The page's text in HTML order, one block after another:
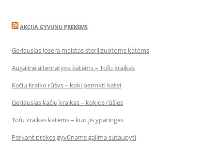
AKCIJA GYVUNU PREKEMS
Geriausias Josera maistas sterilizuotoms katėms
Augalinė alternatyva katėms – Tofu kraikas
Kačių kraiko rūšys – kokį parinkti katei
Geriausias kačių kraikas – kokios rūšies
Tofu kraikas katėms – kuo jis ypatingas
Perkant prekes gyvūnams galima sutaupyti